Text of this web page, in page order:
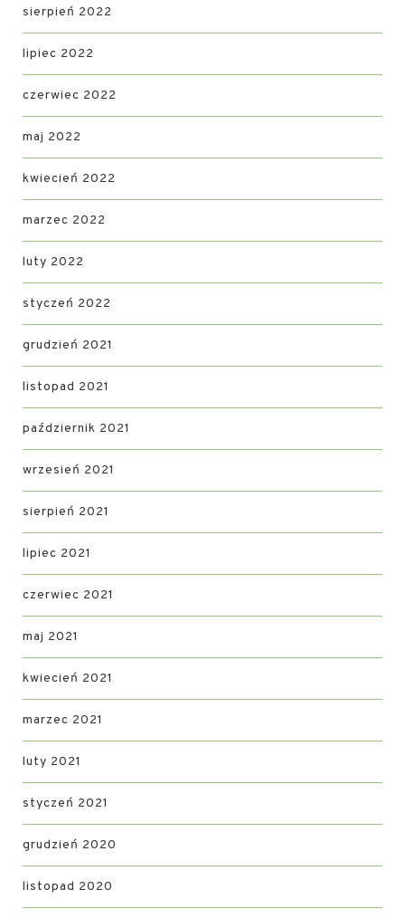
sierpień 2022
lipiec 2022
czerwiec 2022
maj 2022
kwiecień 2022
marzec 2022
luty 2022
styczeń 2022
grudzień 2021
listopad 2021
październik 2021
wrzesień 2021
sierpień 2021
lipiec 2021
czerwiec 2021
maj 2021
kwiecień 2021
marzec 2021
luty 2021
styczeń 2021
grudzień 2020
listopad 2020